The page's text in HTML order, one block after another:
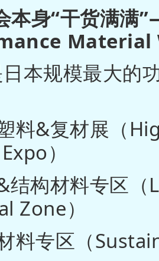
本身“干货满
Material
本规模最大的
料&复材展（
）
结构材料专区
Zone）
料专区（